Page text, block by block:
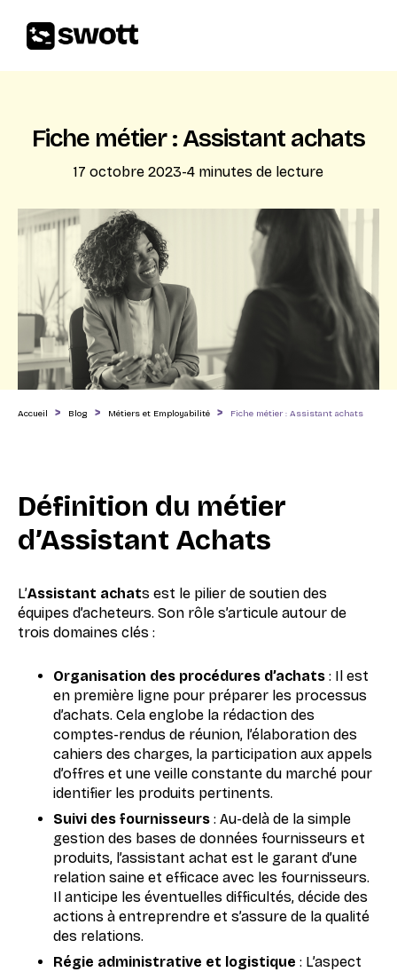
Fiche métier : Assistant achats
17 octobre 2023-4 minutes de lecture
Accueil > Blog > Métiers et Employabilité > Fiche métier : Assistant achats
Définition du métier
d’Assistant Achats
L’Assistant achats est le pilier de soutien des
équipes d’acheteurs. Son rôle s’articule autour de
trois domaines clés :
Organisation des procédures d’achats : Il est
en première ligne pour préparer les processus
d’achats. Cela englobe la rédaction des
comptes-rendus de réunion, l’élaboration des
cahiers des charges, la participation aux appels
d’offres et une veille constante du marché pour
identifier les produits pertinents.
Suivi des fournisseurs : Au-delà de la simple
gestion des bases de données fournisseurs et
produits, l’assistant achat est le garant d’une
relation saine et efficace avec les fournisseurs.
Il anticipe les éventuelles difficultés, décide des
actions à entreprendre et s’assure de la qualité
des relations.
Régie administrative et logistique : L’aspect